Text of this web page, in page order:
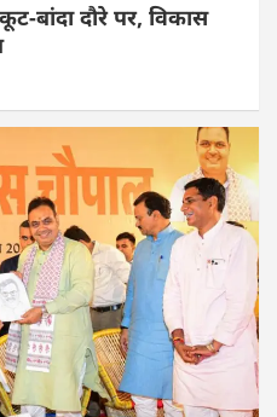
बांदा दौरे पर, विकास